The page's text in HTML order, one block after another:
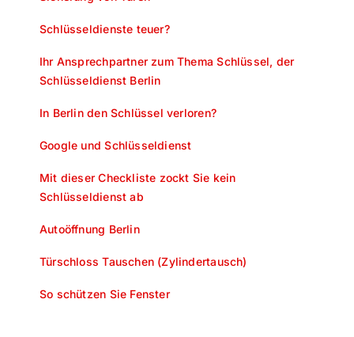
Schlüsseldienste teuer?
Ihr Ansprechpartner zum Thema Schlüssel, der
Schlüsseldienst Berlin
In Berlin den Schlüssel verloren?
Google und Schlüsseldienst
Mit dieser Checkliste zockt Sie kein
Schlüsseldienst ab
Autoöffnung Berlin
Türschloss Tauschen (Zylindertausch)
So schützen Sie Fenster